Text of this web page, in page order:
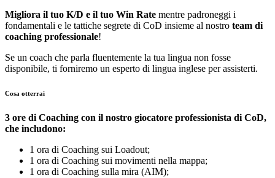
Migliora il tuo K/D e il tuo Win Rate mentre padroneggi i
fondamentali e le tattiche segrete di CoD insieme al nostro team di
coaching professionale!
Se un coach che parla fluentemente la tua lingua non fosse
disponibile, ti forniremo un esperto di lingua inglese per assisterti.
Cosa otterrai
3 ore di Coaching con il nostro giocatore professionista di CoD,
che includono:
1 ora di Coaching sui Loadout;
1 ora di Coaching sui movimenti nella mappa;
1 ora di Coaching sulla mira (AIM);